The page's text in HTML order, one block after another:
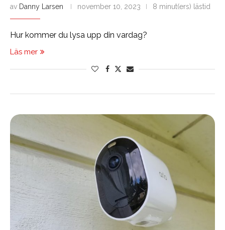
av Danny Larsen november 10, 2023 8 minut(ers) lästid
Hur kommer du lysa upp din vardag?
Läs mer